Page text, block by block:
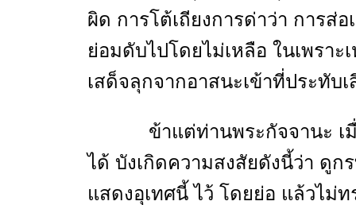
ผิด การโต้เถียงการด่าว่า การส่
ย่อมดับไปโดยไม่เหลือ ในเพรา
เสด็จลุกจากอาสนะเข้าที่ประทับเ
ข้าแต่ท่านพระกัจจานะ เมื่อ
ได้ บังเกิดความสงสัยดังนี้ว่า ดู
แสดงอุเทศนี้ ไว้ โดยย่อ แล้วไม่